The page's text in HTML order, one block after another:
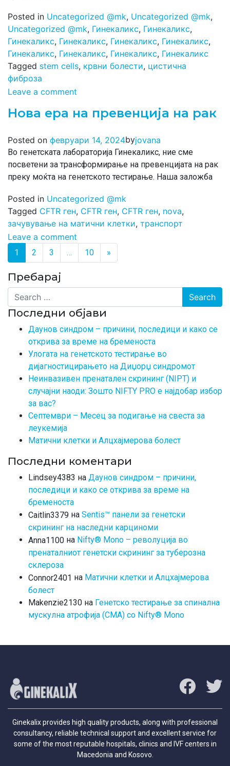
Posted in Uncategorized @mk, Uncategorized @mk,
Uncategorized @mk, Гинекаликс, Гинекаликс,
Гинекаликс, Гинекаликс, Гинекаликс, Гинекаликс,
Гинекаликс, Гинекаликс, Гинекаликс, Гинекаликс
Tagged stem cells, крвни болести, цистична
фиброза
Leave a comment
Нова ера на превенција на рак
Posted on февруари 14, 2024byjovana
Во генетската лабораторија Гинекаликс, ние сме
посветени за трансформирање на превенцијата на рак
преку моќта на генетското тестирање. Наша заложба
Posted in Uncategorized @mk
Tagged CFTR ген, CFTR ген, CFTR ген, nova,
зачувување на матични клетки, транспорт
Leave a comment
Posts navigation
1 2 3 … 10 »
Пребарај
Search
Последни објави
Даунов синдром – причини, последици и како се
открива за време на бременоста
Улогата на генетското тестирање во
дијагностицирањето на Диџорџ синдромот
Неинвазивен пренатален скрининг (NIPT) и
случајни наоди: Зошто NIFTY PRO е најдобар избор
за вас?
Септември – Месец за подигање на свеста за
леукемија
Матични клетки и Алцхајмерова болест
Последни коментари
Lindsey4383 на Даунов синдром – причини,
последици и како се открива за време на
бременоста
Caitlin3379 на Sentis™ панели за генетски
скрининг на наследни карциноми
Anna1100 на Nifty® Mono – револуција во
пренаталниот генетски скрининг за туберозна
склероза
Connor2401 на Матични клетки и Алцхајмерова
болест
Makenzie2130 на Генетско тестирање за спинална
мускулна атрофија (СМА) со Nifty® Mono
Ginekalix provides high quality products, along with professional
consultancy, reliable technical support and excellent service for
some of the most reputable hospitals, clinics and IVF centers in
Macedonia and Kosovo.